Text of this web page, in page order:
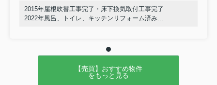
2015年屋根吹替工事完了・床下換気取付工事完了
2022年風呂、トイレ、キッチンリフォーム済み
【売買】おすすめ物件
をもっと見る